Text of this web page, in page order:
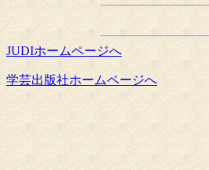
JUDIホームページへ
学芸出版社ホームページへ